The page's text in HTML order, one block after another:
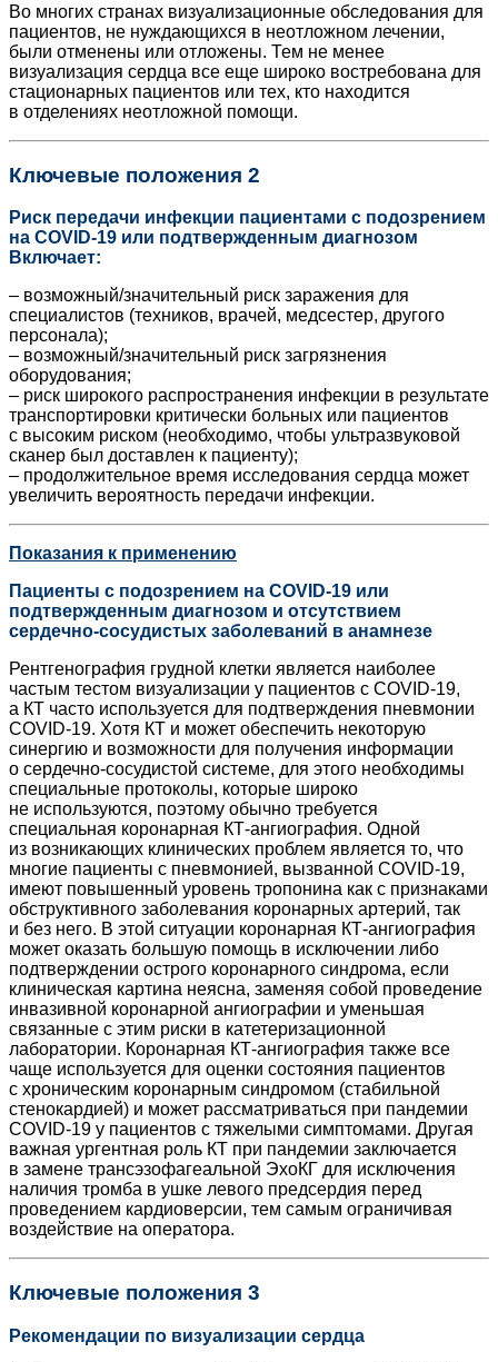
Во многих странах визуализационные обследования для
пациентов, не нуждающихся в неотложном лечении,
были отменены или отложены. Тем не менее
визуализация сердца все еще широко востребована для
стационарных пациентов или тех, кто находится
в отделениях неотложной помощи.
Ключевые положения 2
Риск передачи инфекции пациентами с подозрением
на COVID‑19 или подтвержденным диагнозом
Включает:
– возможный/значительный риск заражения для
специалистов (техников, врачей, медсестер, другого
персонала);
– возможный/значительный риск загрязнения
оборудования;
– риск широкого распространения инфекции в результате
транспортировки критически больных или пациентов
с высоким риском (необходимо, чтобы ультразвуковой
сканер был доставлен к пациенту);
– продолжительное время исследования сердца может
увеличить вероятность передачи инфекции.
Показания к применению
Пациенты с подозрением на COVID‑19 или
подтвержденным диагнозом и отсутствием
сердечно-сосудистых заболеваний в анамнезе
Рентгенография грудной клетки является наиболее
частым тестом визуализации у пациентов с COVID‑19,
а КТ часто используется для подтверждения пневмонии
COVID‑19. Хотя КТ и может обеспечить некоторую
синергию и возможности для получения информации
о сердечно-сосудистой системе, для этого необходимы
специальные протоколы, которые широко
не используются, поэтому обычно требуется
специальная коронарная КТ-ангиография. Одной
из возникающих клинических проблем ­является то, что
многие пациенты с пневмонией, вы­званной COVID‑19,
имеют повышенный уровень тропонина как с признаками
обструктивного заболевания коронарных артерий, так
и без него. В этой ситуации коронарная КТ-ангиография
может оказать большую помощь в исключении либо
подтверждении острого коронарного синдрома, если
клиническая картина неясна, заменяя собой проведение
инвазивной коронарной ангиографии и уменьшая
связанные с этим риски в катетеризационной
лаборатории. Коронарная КТ-ангиография также все
чаще используется для оценки состояния пациентов
с хроническим коронарным синдромом (стабильной
стенокардией) и может рассматриваться при пандемии
COVID‑19 у пациентов с тяжелыми симптомами. Другая
важная ургентная роль КТ при пандемии заключается
в замене трансэзофагеальной ЭхоКГ для исключения
наличия тромба в ушке левого предсердия перед
проведением кардио­версии, тем самым ограничивая
воздействие на оператора.
Ключевые положения 3
Рекомендации по визуализации сердца